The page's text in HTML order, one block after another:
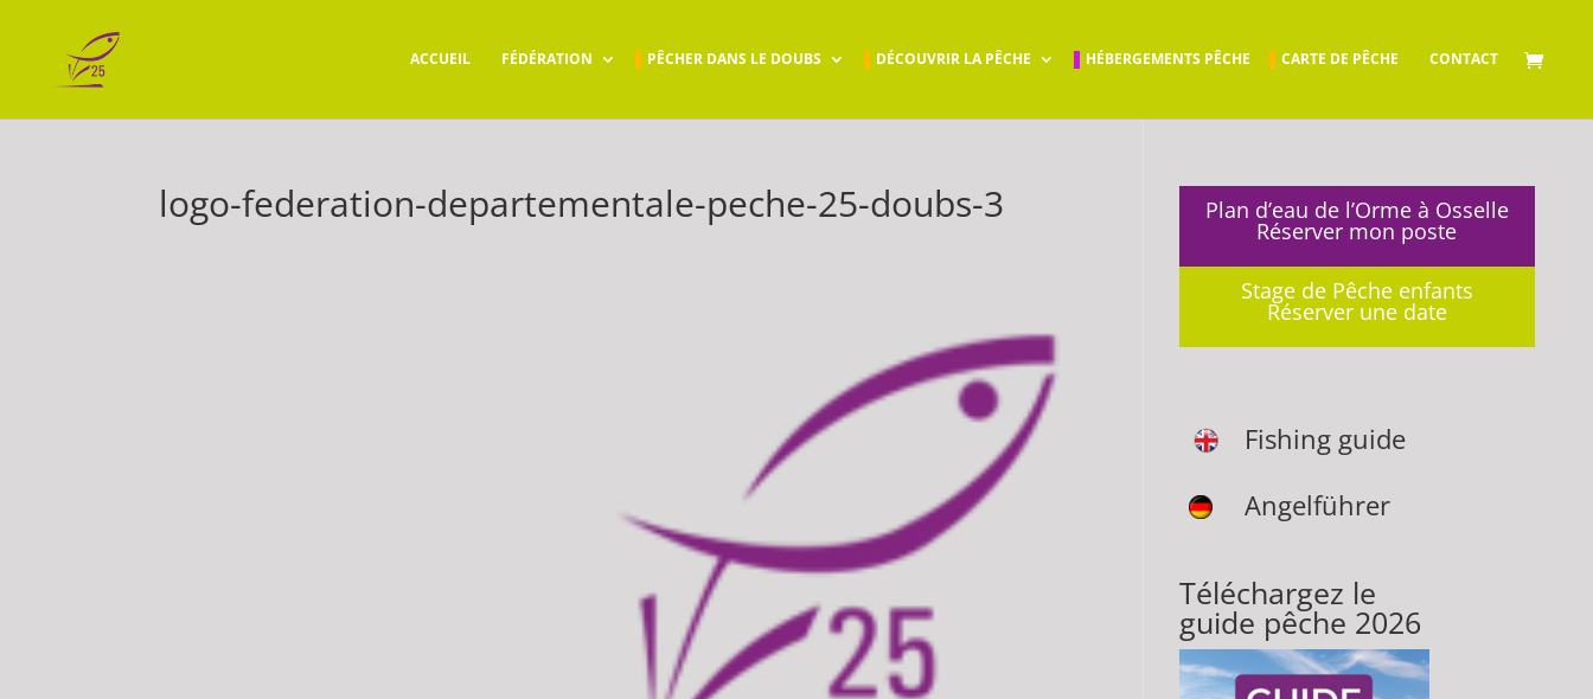
ACCUEIL FÉDÉRATION PÊCHER DANS LE DOUBS DÉCOUVRIR LA PÊCHE HÉBERGEMENTS PÊCHE CARTE DE PÊCHE CONTACT
logo-federation-departementale-peche-25-doubs-3 Plan d’eau de l’Orme à Osselle
Réserver mon poste
Stage de Pêche enfants
Réserver une date
Fishing guide
Angelführer
Téléchargez le
guide pêche 2026